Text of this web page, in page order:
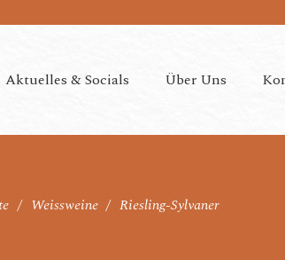
Aktuelles & Socials Über Uns
/ Weissweine / Riesling-Sylvaner